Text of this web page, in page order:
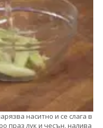
наситно и се слага в
праз лук и чесън, налива